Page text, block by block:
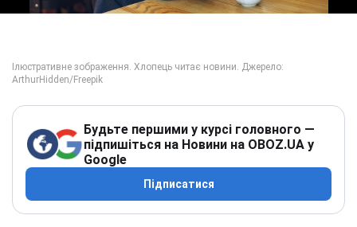
Будьте першими у курсі головного —
підпишіться на Новини на OBOZ.UA у
Google
Підписатися